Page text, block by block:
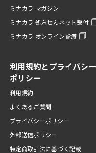
ミナカラ マガジン
ミナカラ 処方せんネット受付
ミナカラ オンライン診療
利用規約とプライバシー
ポリシー
利用規約
よくあるご質問
プライバシーポリシー
外部送信ポリシー
特定商取引法に基づく記載